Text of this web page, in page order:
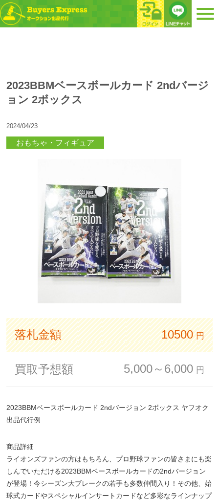
2023BBMベースボールカード 2ndバージ
ョン 2ボックス
2024/04/23
おもちゃ・フィギュア
落札金額 10500 円
買取予想額 5,000～6,000 円
2023BBMベースボールカード 2ndバージョン 2ボックス ヤフオク
出品代行例
商品詳細
ライオンズファンの方はもちろん、プロ野球ファンの皆さまにも楽
しんでいただける2023BBMベースボールカードの2ndバージョン
が登場！今シーズン大ブレークの若手も多数仲間入り！その他、始
球式カードやスペシャルインサートカードなど多彩なラインナップ